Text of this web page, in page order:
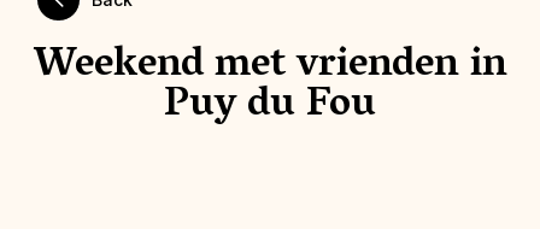
Weekend met vrienden in
Puy du Fou